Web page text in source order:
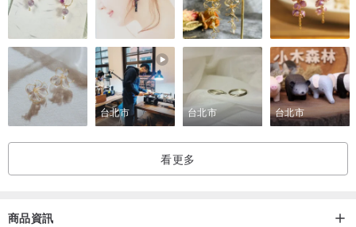
洗淨即可，切勿使用清潔劑或洗碗精，請陰乾勿曬太陽，也請勿用吹
風機吹唷！
●產品規格：
材質：台灣製造超細纖維皮革
尺寸：長19cmx寬15cm
耐重：1.2kg
台北市 台北市 台北市
看更多
商品資訊